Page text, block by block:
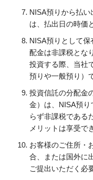
NISA預りから払
は、払出日の時価
NISA預りとして
配金は非課税とな
投資する際、当社
預りや一般預り）
投資信託の分配金
金）は、NISA預
らず非課税である
メリットは享受で
お客様のご住所・
合、または国外に
ご提出いただく必